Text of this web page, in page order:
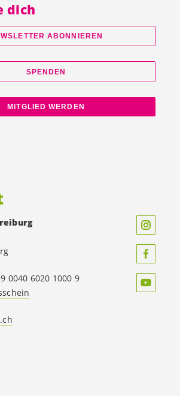
dich
ABONNIEREN
SPENDEN
MITGLIED WERDEN
0040 6020 1000 9